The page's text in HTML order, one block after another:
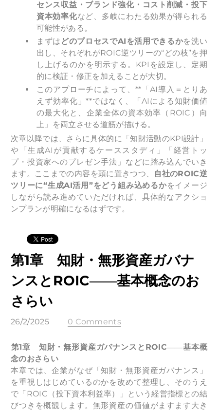
センス収益・ブランド強化・コスト削減・投下
資本効率化など、多岐にわたる効果が得られる
可能性がある。
まずは どのプロセスでAIを活用できるかを洗い
出し、それぞれがROIC逆ツリーの“どの枝”を押
し上げるのかを明示する。KPIを設定し、定期
的に検証・修正を加えることが大切。
このアプローチによって、**「AI導入＝とりあ
えず効率化」**ではなく、「AIによる知財価値
の最大化と、企業全体の資本効率（ROIC）向
上」を両立させる道筋が描ける。
次章以降では、さらに具体的に「知財活動のKPI設計」
や「生成AIが貢献するケーススタディ」「経営トッ
プ・投資家へのプレゼン手法」などに踏み込んでいき
ます。ここまでの内容を頭に置きつつ、 自社のROIC逆
ツリーに“生成AI活用”をどう組み込めるかをイメージ
しながら読み進めていただければ、具体的なアクショ
ンプランが明確になるはずです。
第1章 知財・無形資産ガバナ
ンスとROIC――基本概念のお
さらい
26/2/2025 0 Comments
第1章 知財・無形資産ガバナンスとROIC――基本概
念のおさらい
本章では、企業がなぜ「知財・無形資産ガバナンス」
を重視しはじめているのかを改めて整理し、そのうえ
で「ROIC（投下資本利益率）」という経営指標との結
びつきを概観します。無形資産の価値がますます大き